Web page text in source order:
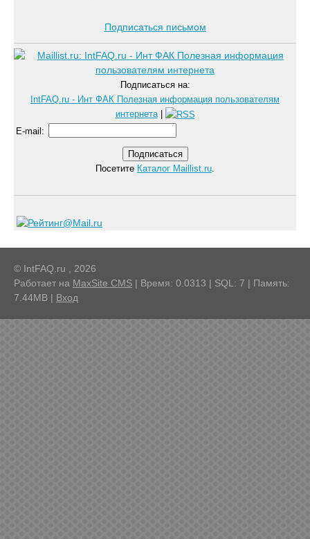
Подписаться письмом
Подписаться на:
IntFAQ.ru - Инт ФАК Полезная информация пользователям
интернета|
E-mail :
Посетите Каталог Maillist.ru.
© IntFAQ.ru , 2026
Работает на MaxSite CMS | Время: 0.0313 | SQL: 7 | Память:
7.44MB | Вход